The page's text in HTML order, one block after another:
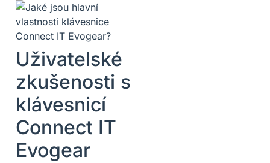
Uživatelské
zkušenosti s
klávesnicí
Connect IT
Evogear